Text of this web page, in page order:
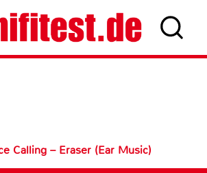
Calling – Eraser (Ear Music)